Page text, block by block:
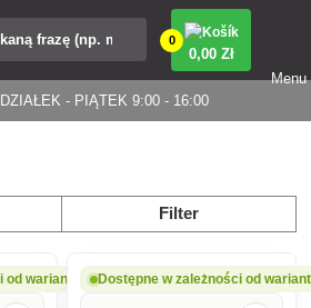
- PIĄTEK 9:00 - 16:00
0
0,00 Zł
Menu
Filter
od wariantu Dostępne w zależności od